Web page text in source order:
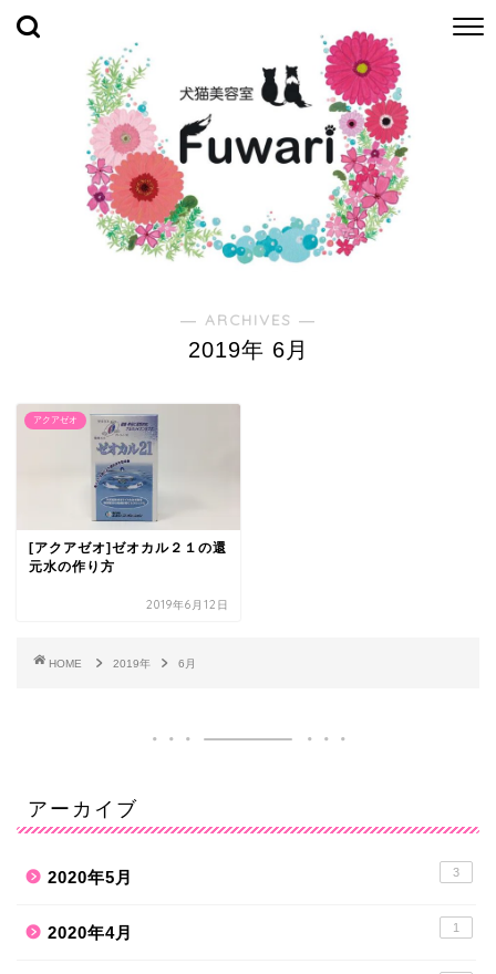
― ARCHIVES ―
2019年 6月
アクアゼオ
[アクアゼオ]ゼオカル２１の還
元水の作り方
2019年6月12日
HOME 2019年 6月
アーカイブ
2020年5月 3
2020年4月 1